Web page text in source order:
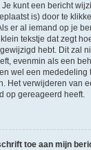
kunt een bericht
is) door te
er al iemand op je
tekstje dat zegt
hebt. Dit zal
evenmin als een
wel een mededeling
Het verwijderen van
op gereageerd heeft.
toe aan mijn